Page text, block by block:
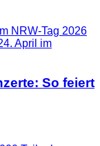
So feiert